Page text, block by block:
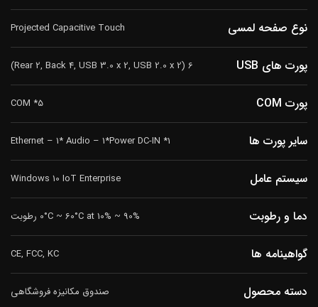
نوع صفحه لمسی Projected Capacitive Touch
پورت های USB 6 (Rear 2, Back 4, USB 3.0 x 2, USB 2.0 x 2)
پورت COM 5* COM
سایر پورت ها 1* Ethernet – 1* Audio – 1*Power DC-IN
سیستم عامل Windows 10 IoT Enterprise
دما و رطوبت 0°C ~ 60°C at 10% ~ 90% رطوبت
گواهینامه ها CE, FCC, KC
دسته محصول صندوق مکانیزه فروشگاهی